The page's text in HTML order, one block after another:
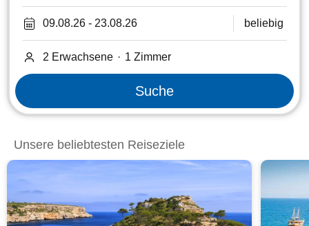
09.08.26 - 23.08.26 beliebig
2 Erwachsene · 1 Zimmer
Suche
Unsere beliebtesten Reiseziele